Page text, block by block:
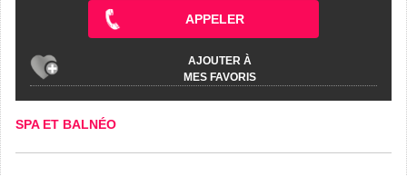
APPELER
AJOUTER À
MES FAVORIS
SPA ET BALNÉO